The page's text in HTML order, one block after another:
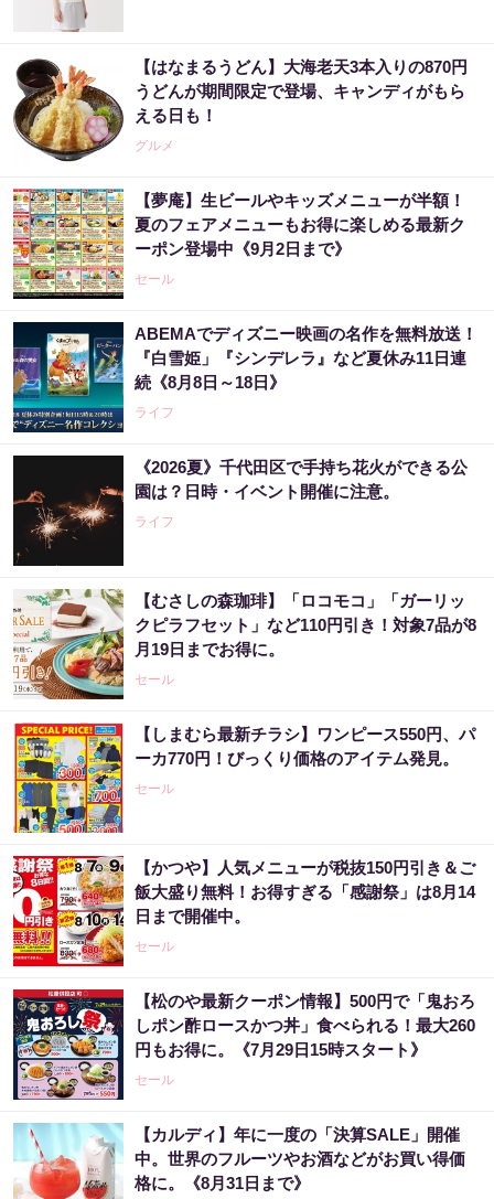
【はなまるうどん】大海老天3本入りの870円
うどんが期間限定で登場、キャンディがもら
える日も！
グルメ
【夢庵】生ビールやキッズメニューが半額！
夏のフェアメニューもお得に楽しめる最新ク
ーポン登場中《9月2日まで》
セール
ABEMAでディズニー映画の名作を無料放送！
『白雪姫」『シンデレラ』など夏休み11日連
続《8月8日～18日》
ライフ
《2026夏》千代田区で手持ち花火ができる公
園は？日時・イベント開催に注意。
ライフ
【むさしの森珈琲】「ロコモコ」「ガーリッ
クピラフセット」など110円引き！対象7品が8
月19日までお得に。
セール
【しまむら最新チラシ】ワンピース550円、パ
ーカ770円！びっくり価格のアイテム発見。
セール
【かつや】人気メニューが税抜150円引き＆ご
飯大盛り無料！お得すぎる「感謝祭」は8月14
日まで開催中。
セール
【松のや最新クーポン情報】500円で「鬼おろ
しポン酢ロースかつ丼」食べられる！最大260
円もお得に。《7月29日15時スタート》
セール
【カルディ】年に一度の「決算SALE」開催
中。世界のフルーツやお酒などがお買い得価
格に。《8月31日まで》